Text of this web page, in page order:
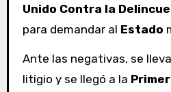
Unido Contra la
para demandar al Estado
Ante las negativas, se
litigio y se llegó a la